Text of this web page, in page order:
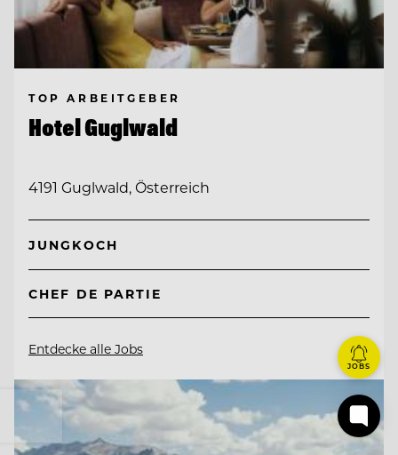
TOP ARBEITGEBER
Hotel Guglwald
4191 Guglwald, Österreich
JUNGKOCH
CHEF DE PARTIE
Entdecke alle Jobs
JOBS